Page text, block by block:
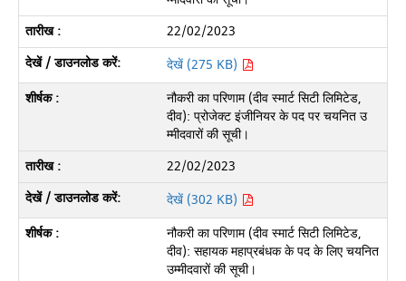
22/02/2023
देखें (275 KB)
नौकरी का परिणाम (दीव स्मार्ट सिटी लिमिटेड,
दीव): प्रोजेक्ट इंजीनियर के पद पर चयनित उ
म्मीदवारों की सूची।
22/02/2023
देखें (302 KB)
नौकरी का परिणाम (दीव स्मार्ट सिटी लिमिटेड,
दीव): सहायक महाप्रबंधक के पद के लिए चयनित
उम्मीदवारों की सूची।